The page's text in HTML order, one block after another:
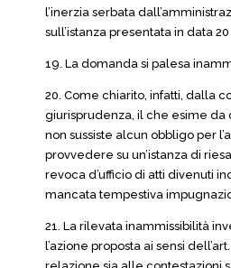
l’inerzia serbata
sull’istanza presentata in data
19. La domanda si palesa
20. Come chiarito, infatti, dalla
giurisprudenza, il che esime da
non sussiste alcun obbligo per
provvedere su un’istanza di
revoca d’ufficio di atti divenuti
mancata tempestiva
21. La rilevata inammissibilità
l’azione proposta ai sensi